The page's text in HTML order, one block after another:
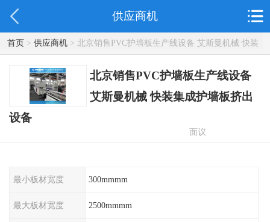
供应商机
首页> 供应商机> 北京销售PVC护墙板生产线设备 艾斯曼机械 快装
集成护墙板挤出设备
北京销售PVC护墙板生产线设备
艾斯曼机械 快装集成护墙板挤出
设备
面议
最小板材宽度 300mmmm
最大板材宽度 2500mmmm